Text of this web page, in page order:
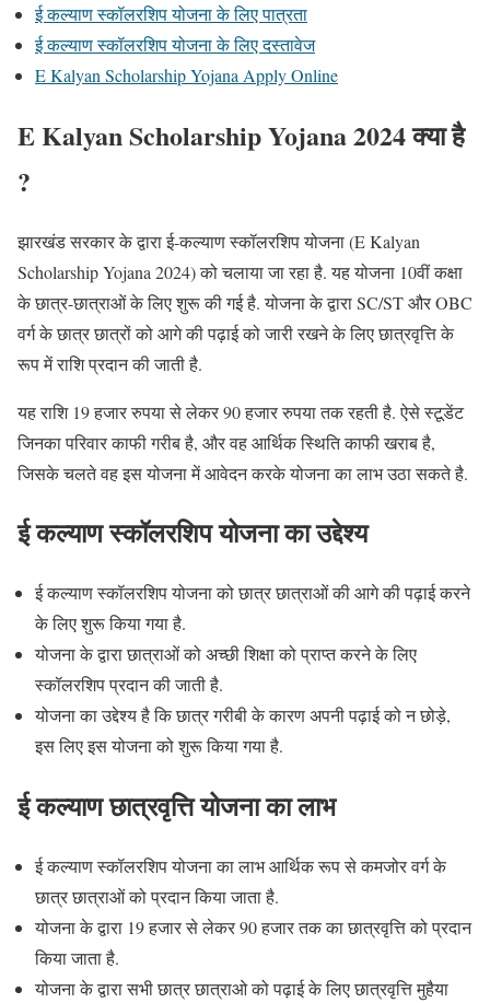
ई कल्याण स्कॉलरशिप योजना के लिए पात्रता
ई कल्याण स्कॉलरशिप योजना के लिए दस्तावेज
E Kalyan Scholarship Yojana Apply Online
E Kalyan Scholarship Yojana 2024 क्या है
?
झारखंड सरकार के द्वारा ई-कल्याण स्कॉलरशिप योजना (E Kalyan
Scholarship Yojana 2024) को चलाया जा रहा है. यह योजना 10वीं कक्षा
के छात्र-छात्राओं के लिए शुरू की गई है. योजना के द्वारा SC/ST और OBC
वर्ग के छात्र छात्रों को आगे की पढ़ाई को जारी रखने के लिए छात्रवृत्ति के
रूप में राशि प्रदान की जाती है.
यह राशि 19 हजार रुपया से लेकर 90 हजार रुपया तक रहती है. ऐसे स्टूडेंट
जिनका परिवार काफी गरीब है, और वह आर्थिक स्थिति काफी खराब है,
जिसके चलते वह इस योजना में आवेदन करके योजना का लाभ उठा सकते है.
ई कल्याण स्कॉलरशिप योजना का उद्देश्य
ई कल्याण स्कॉलरशिप योजना को छात्र छात्राओं की आगे की पढ़ाई करने
के लिए शुरू किया गया है.
योजना के द्वारा छात्राओं को अच्छी शिक्षा को प्राप्त करने के लिए
स्कॉलरशिप प्रदान की जाती है.
योजना का उद्देश्य है कि छात्र गरीबी के कारण अपनी पढ़ाई को न छोड़े,
इस लिए इस योजना को शुरू किया गया है.
ई कल्याण छात्रवृत्ति योजना का लाभ
ई कल्याण स्कॉलरशिप योजना का लाभ आर्थिक रूप से कमजोर वर्ग के
छात्र छात्राओं को प्रदान किया जाता है.
योजना के द्वारा 19 हजार से लेकर 90 हजार तक का छात्रवृत्ति को प्रदान
किया जाता है.
योजना के द्वारा सभी छात्र छात्राओ को पढ़ाई के लिए छात्रवृत्ति मुहैया